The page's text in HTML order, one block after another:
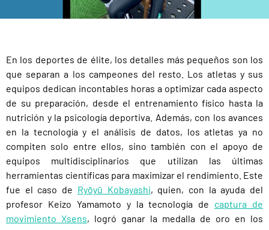
En los deportes de élite, los detalles más pequeños son los
que separan a los campeones del resto. Los atletas y sus
equipos dedican incontables horas a optimizar cada aspecto
de su preparación, desde el entrenamiento físico hasta la
nutrición y la psicología deportiva. Además, con los avances
en la tecnología y el análisis de datos, los atletas ya no
compiten solo entre ellos, sino también con el apoyo de
equipos multidisciplinarios que utilizan las últimas
herramientas científicas para maximizar el rendimiento. Este
fue el caso de Ryōyū Kobayashi, quien, con la ayuda del
profesor Keizo Yamamoto y la tecnología de captura de
movimiento Xsens, logró ganar la medalla de oro en los